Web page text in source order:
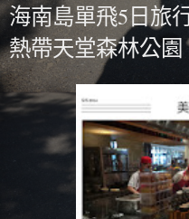
海南島單飛5日旅
熱帶天堂森林公園